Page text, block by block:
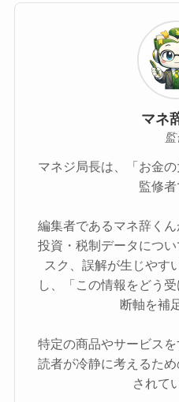
マネ
マネジ局長は、「お金
監修者
編集者であるマネ辞く
投資・税制データにつ
スク、誤解が生じやす
し、「この情報をどう
断軸を補
特定の商品やサービスを
読者が冷静に考えるた
されて